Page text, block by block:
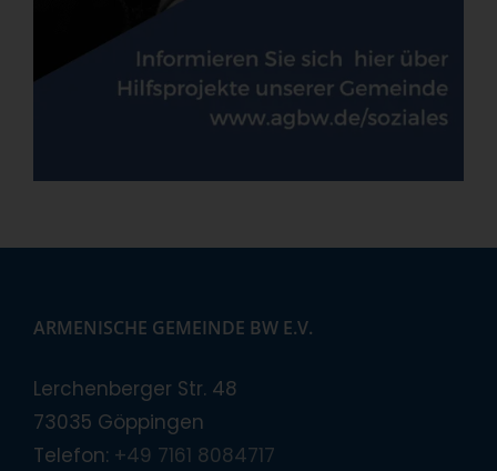
ARMENISCHE GEMEINDE BW E.V.
Lerchenberger Str. 48
73035 Göppingen
Telefon: +49 7161 8084717